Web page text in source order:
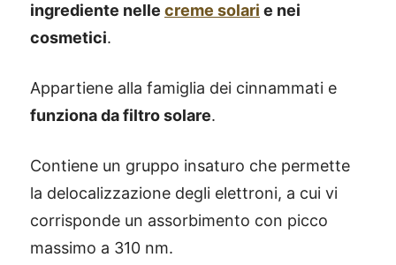
ingrediente nelle creme solari e nei
cosmetici.
Appartiene alla famiglia dei cinnammati e
funziona da filtro solare.
Contiene un gruppo insaturo che permette
la delocalizzazione degli elettroni, a cui vi
corrisponde un assorbimento con picco
massimo a 310 nm.